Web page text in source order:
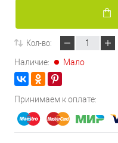
Кол-во:
Наличие: Мало
Принимаем к оплате: